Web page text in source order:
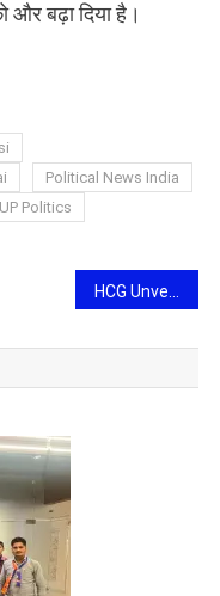
और बढ़ा दिया है।
Political News India
UP Politics